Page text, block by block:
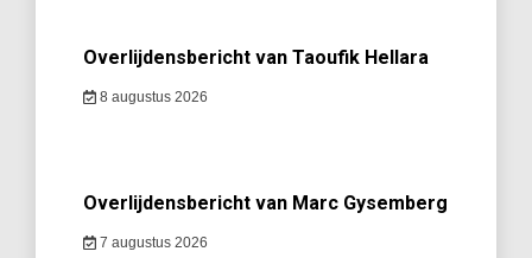
Overlijdensbericht van Taoufik Hellara
8 augustus 2026
Overlijdensbericht van Marc Gysemberg
7 augustus 2026